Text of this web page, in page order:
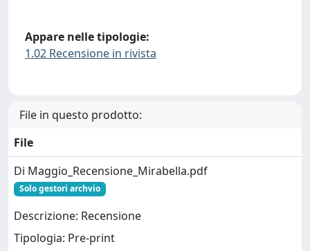
Appare nelle tipologie:
1.02 Recensione in rivista
File in questo prodotto:
File
Di Maggio_Recensione_Mirabella.pdf
Solo gestori archvio
Descrizione: Recensione
Tipologia: Pre-print